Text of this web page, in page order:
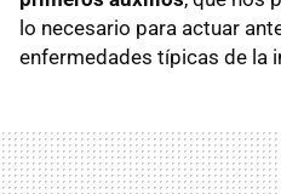
lo necesario para actuar
enfermedades típicas de la